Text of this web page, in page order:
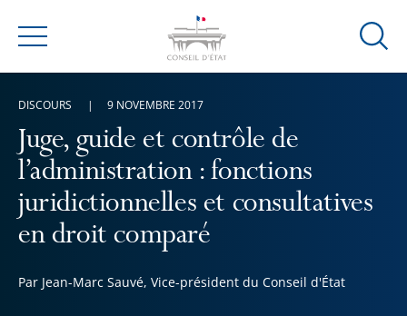
Menu
Ouvrir
Juge, guide et contrôle de
l’administration : fonctions
juridictionnelles et consultatives
en droit comparé
Par Jean-Marc Sauvé, Vice-président du Conseil d'État
DISCOURS 9 NOVEMBRE 2017